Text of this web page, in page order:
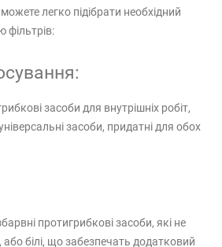
легко підібрати необхідний
фільтрів:
засоби для внутрішніх робіт,
засоби, придатні для обох
протигрибкові засоби, які не
або білі, що забезпечать додатковий